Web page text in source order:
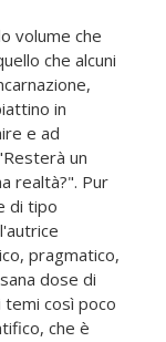
volume che
che alcuni
in
e ad
un
realtà?". Pur
di tipo
pragmatico,
dose di
così poco
che è